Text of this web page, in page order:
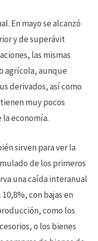
En mayo se alcanzó
y de superávit
las mismas
agrícola, aunque
derivados, así como
muy pocos
economía.
sirven para ver la
de los primeros
una caída interanual
con bajas en
como los
o los bienes